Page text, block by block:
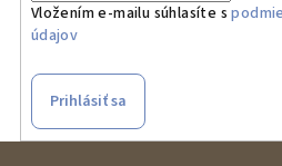
Vložením e-mailu súhlasíte s
údajov
Prihlásiť sa